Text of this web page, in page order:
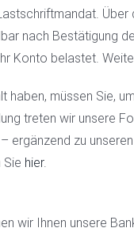
nach Bestätigung
Konto belastet.
haben, müssen Sie,
treten wir unsere
ergänzend zu
Sie hier.
wir Ihnen unsere